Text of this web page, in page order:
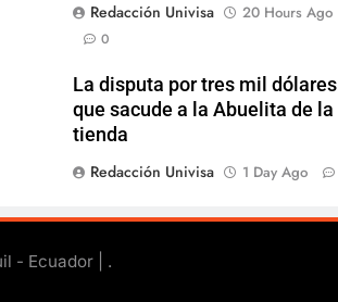
Redacción Univisa
20 Hours Ago
0
La disputa por tres mil dólares
que sacude a la Abuelita de la
tienda
Redacción Univisa
1 Day Ago
- Ecuador | .